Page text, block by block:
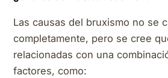
Las causas del bruxismo no se
completamente, pero se cree
relacionadas con una
factores, como: